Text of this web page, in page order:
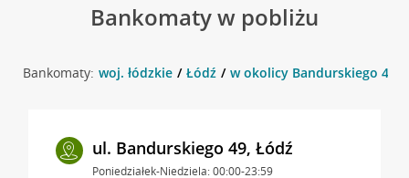
Bankomaty w pobliżu
Bankomaty: woj. łódzkie Łódź w okolicy Bandurskiego 49 ,
ul. Bandurskiego 49, Łódź
Poniedziałek-Niedziela: 00:00-23:59